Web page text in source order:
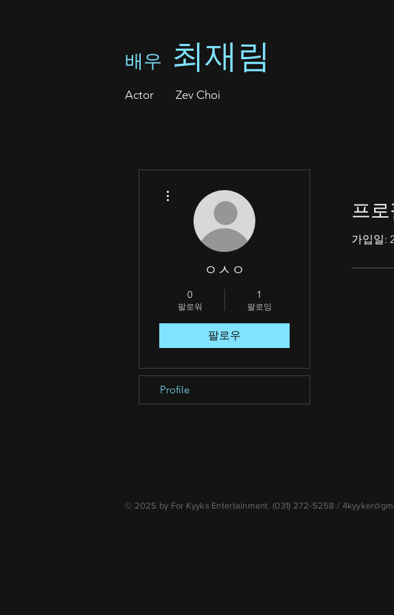
배우 최재림
Actor Zev Choi
프로
가입일:
ㅇㅅㅇ
0
팔로워
1
팔로잉
팔로우
Profile
© 2025 by For Kyyks Entertainment. (031) 272-5258 /